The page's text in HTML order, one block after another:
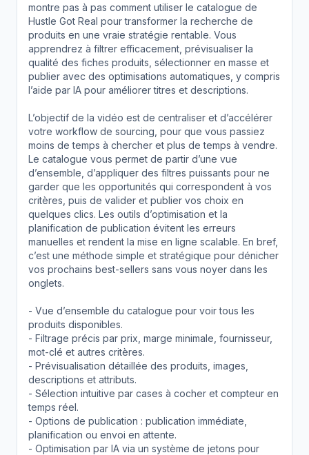
montre pas à pas comment utiliser le catalogue de
Hustle Got Real pour transformer la recherche de
produits en une vraie stratégie rentable. Vous
apprendrez à filtrer efficacement, prévisualiser la
qualité des fiches produits, sélectionner en masse et
publier avec des optimisations automatiques, y compris
l’aide par IA pour améliorer titres et descriptions.
L’objectif de la vidéo est de centraliser et d’accélérer
votre workflow de sourcing, pour que vous passiez
moins de temps à chercher et plus de temps à vendre.
Le catalogue vous permet de partir d’une vue
d’ensemble, d’appliquer des filtres puissants pour ne
garder que les opportunités qui correspondent à vos
critères, puis de valider et publier vos choix en
quelques clics. Les outils d’optimisation et la
planification de publication évitent les erreurs
manuelles et rendent la mise en ligne scalable. En bref,
c’est une méthode simple et stratégique pour dénicher
vos prochains best-sellers sans vous noyer dans les
onglets.
- Vue d’ensemble du catalogue pour voir tous les
produits disponibles.
- Filtrage précis par prix, marge minimale, fournisseur,
mot-clé et autres critères.
- Prévisualisation détaillée des produits, images,
descriptions et attributs.
- Sélection intuitive par cases à cocher et compteur en
temps réel.
- Options de publication : publication immédiate,
planification ou envoi en attente.
- Optimisation par IA via un système de jetons pour